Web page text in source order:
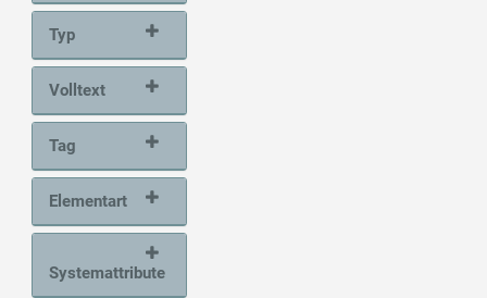
Typ
Volltext
Tag
Elementart
Systemattribute